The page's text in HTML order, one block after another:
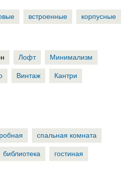
встроенные корпусные
Лофт
Минимализм
Винтаж
Кантри
спальная комната
библиотека
гостиная